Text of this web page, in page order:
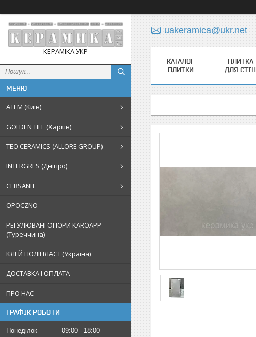
КЕРАМІКА.УКР
АТЕМ (Київ)
GOLDEN TILE (Харків)
TEO CERAMICS (ALLORE GROUP)
INTERGRES (Дніпро)
CERSANIT
OPOCZNO
РЕГУЛЮВАНІ ОПОРИ KAROAPP
(Туреччина)
КЛЕЙ ПОЛІПЛАСТ (Україна)
ДОСТАВКА І ОПЛАТА
ПРО НАС
ГРАФІК РОБОТИ
Понеділок 09:00
18:00
uakeramica@ukr.net
КАТАЛОГ
ПЛИТКИ
ПЛИТКА
ДЛЯ СТІН